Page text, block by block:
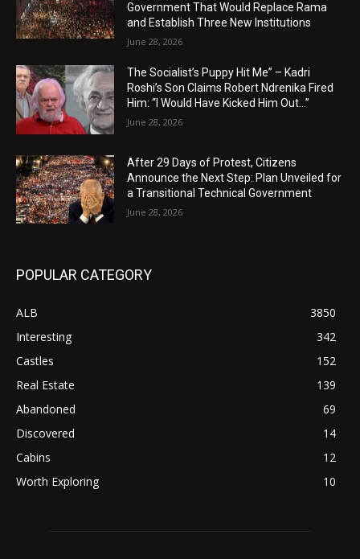
Government That Would Replace Rama
and Establish Three New Institutions
June 28, 2026
The Socialist’s Puppy Hit Me” – Kadri
Roshi’s Son Claims Robert Ndrenika Fired
Him: “I Would Have Kicked Him Out…”
June 28, 2026
After 29 Days of Protest, Citizens
Announce the Next Step: Plan Unveiled for
a Transitional Technical Government
June 28, 2026
POPULAR CATEGORY
ALB
3850
Interesting
342
Castles
152
Real Estate
139
Abandoned
69
Discovered
14
Cabins
12
Worth Exploring
10